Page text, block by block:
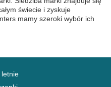
świecie i zyskuje
mamy szeroki wybór ich